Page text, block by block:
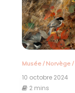
Musée/ Norvège/
10 octobre 2024
2 mins